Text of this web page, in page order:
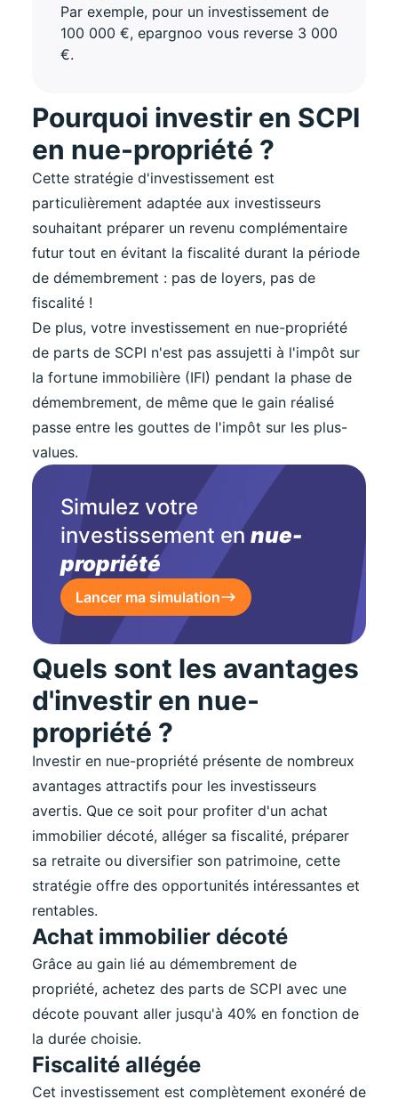
Par exemple, pour un investissement de
100 000 €, epargnoo vous reverse 3 000
€.
Pourquoi investir en SCPI
en nue-propriété ?
Cette stratégie d'investissement est
particulièrement adaptée aux investisseurs
souhaitant préparer un revenu complémentaire
futur tout en évitant la fiscalité durant la période
de démembrement : pas de loyers, pas de
fiscalité !
De plus, votre investissement en nue-propriété
de parts de SCPI n'est pas assujetti à l'impôt sur
la fortune immobilière (IFI) pendant la phase de
démembrement, de même que le gain réalisé
passe entre les gouttes de l'impôt sur les plus-
values.
Simulez votre
investissement en nue-
propriété
Lancer ma simulation
Quels sont les avantages
d'investir en nue-
propriété ?
Investir en nue-propriété présente de nombreux
avantages attractifs pour les investisseurs
avertis. Que ce soit pour profiter d'un achat
immobilier décoté, alléger sa fiscalité, préparer
sa retraite ou diversifier son patrimoine, cette
stratégie offre des opportunités intéressantes et
rentables.
Achat immobilier décoté
Grâce au gain lié au démembrement de
propriété, achetez des parts de SCPI avec une
décote pouvant aller jusqu'à 40% en fonction de
la durée choisie.
Fiscalité allégée
Cet investissement est complètement exonéré de